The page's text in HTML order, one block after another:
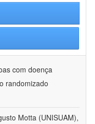
com doença
randomizado
Motta (UNISUAM),